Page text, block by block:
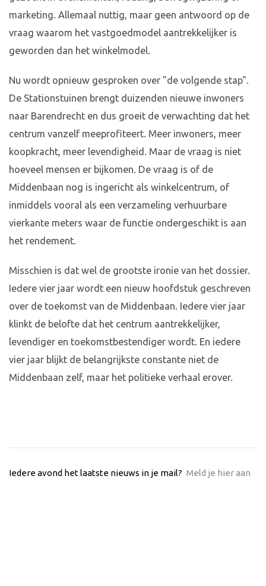
marketing. Allemaal nuttig, maar geen antwoord op de
vraag waarom het vastgoedmodel aantrekkelijker is
geworden dan het winkelmodel.
Nu wordt opnieuw gesproken over "de volgende stap".
De Stationstuinen brengt duizenden nieuwe inwoners
naar Barendrecht en dus groeit de verwachting dat het
centrum vanzelf meeprofiteert. Meer inwoners, meer
koopkracht, meer levendigheid. Maar de vraag is niet
hoeveel mensen er bijkomen. De vraag is of de
Middenbaan nog is ingericht als winkelcentrum, of
inmiddels vooral als een verzameling verhuurbare
vierkante meters waar de functie ondergeschikt is aan
het rendement.
Misschien is dat wel de grootste ironie van het dossier.
Iedere vier jaar wordt een nieuw hoofdstuk geschreven
over de toekomst van de Middenbaan. Iedere vier jaar
klinkt de belofte dat het centrum aantrekkelijker,
levendiger en toekomstbestendiger wordt. En iedere
vier jaar blijkt de belangrijkste constante niet de
Middenbaan zelf, maar het politieke verhaal erover.
Iedere avond het laatste nieuws in je mail? Meld je hier aan